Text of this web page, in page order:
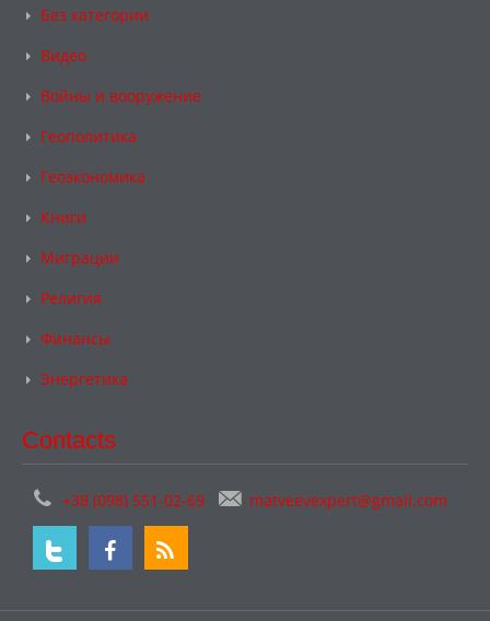
Без категории
Видео
Войны и вооружение
Геополитика
Геоэкономика
Книги
Миграции
Религия
Финансы
Энергетика
Contacts
+38 (098) 551-02-69 matveevexpert@gmail.com